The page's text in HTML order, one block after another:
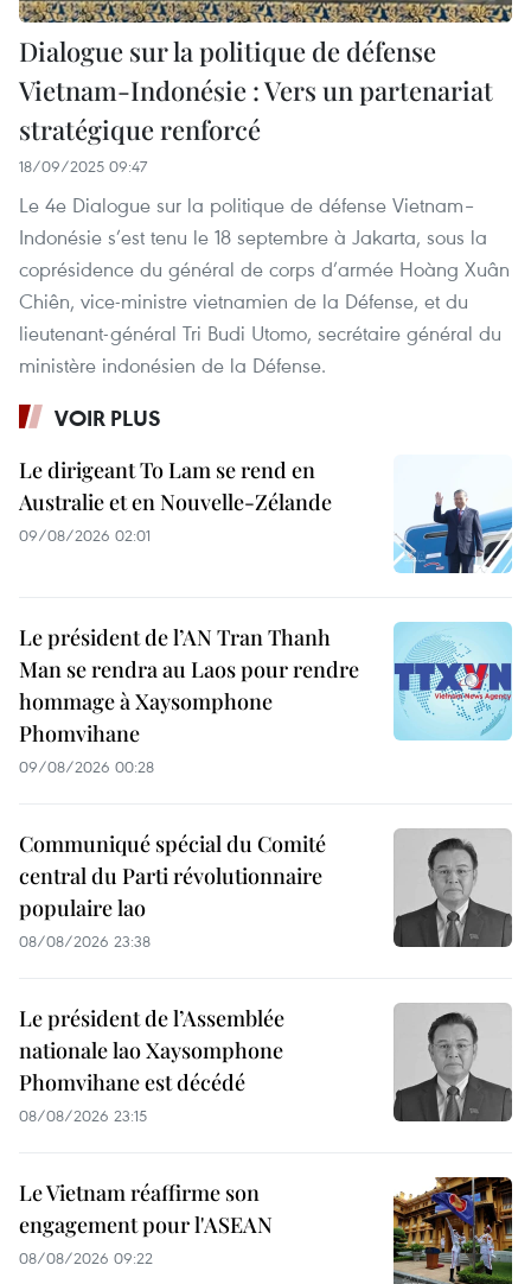
Dialogue sur la politique de défense
Vietnam-Indonésie : Vers un partenariat
stratégique renforcé
18/09/2025 09:47
Le 4e Dialogue sur la politique de défense Vietnam–
Indonésie s’est tenu le 18 septembre à Jakarta, sous la
coprésidence du général de corps d’armée Hoàng Xuân
Chiên, vice-ministre vietnamien de la Défense, et du
lieutenant-général Tri Budi Utomo, secrétaire général du
ministère indonésien de la Défense.
VOIR PLUS
Le dirigeant To Lam se rend en
Australie et en Nouvelle-Zélande
09/08/2026 02:01
Le président de l’AN Tran Thanh
Man se rendra au Laos pour rendre
hommage à Xaysomphone
Phomvihane
09/08/2026 00:28
Communiqué spécial du Comité
central du Parti révolutionnaire
populaire lao
08/08/2026 23:38
Le président de l’Assemblée
nationale lao Xaysomphone
Phomvihane est décédé
08/08/2026 23:15
Le Vietnam réaffirme son
engagement pour l'ASEAN
08/08/2026 09:22